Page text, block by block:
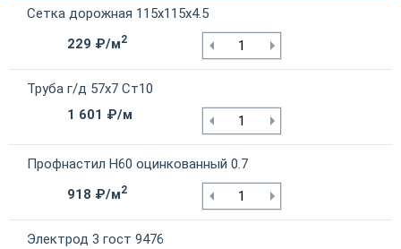
Сетка дорожная 115х115х4.5
229 ₽/м2
Труба г/д 57х7 Ст10
1 601 ₽/м
Профнастил Н60 оцинкованный 0.7
918 ₽/м2
Электрод 3 гост 9476